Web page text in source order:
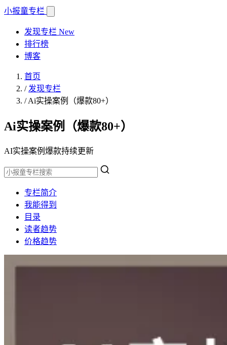
小报童专栏
发现专栏 New
排行榜
博客
首页
/ 发现专栏
/Ai实操案例（爆款80+）
Ai实操案例（爆款80+）
AI实操案例爆款持续更新
专栏简介
我能得到
目录
读者趋势
价格趋势